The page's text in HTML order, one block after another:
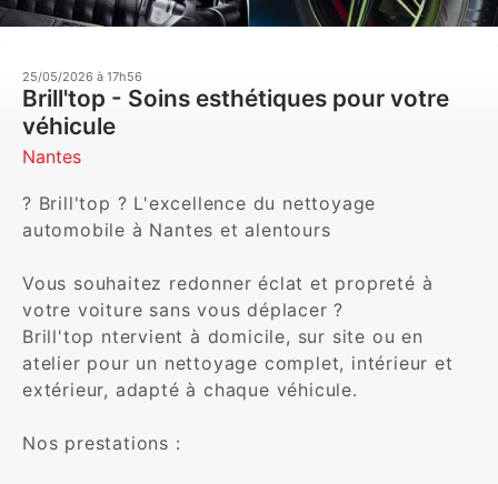
25/05/2026 à 17h56
Brill'top - Soins esthétiques pour votre
véhicule
Nantes
? Brill'top ? L'excellence du nettoyage
automobile à Nantes et alentours
Vous souhaitez redonner éclat et propreté à
votre voiture sans vous déplacer ?
Brill'top ntervient à domicile, sur site ou en
atelier pour un nettoyage complet, intérieur et
extérieur, adapté à chaque véhicule.
Nos prestations :